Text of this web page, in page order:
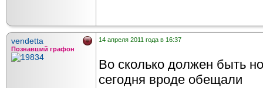
vendetta
Познавший графон
14 апреля 2011 года в 16:37
Во сколько должен быть
сегодня вроде обещали